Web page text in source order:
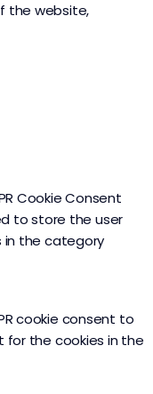
the website,
Cookie Consent
to store the user
in the category
cookie consent to
for the cookies in the